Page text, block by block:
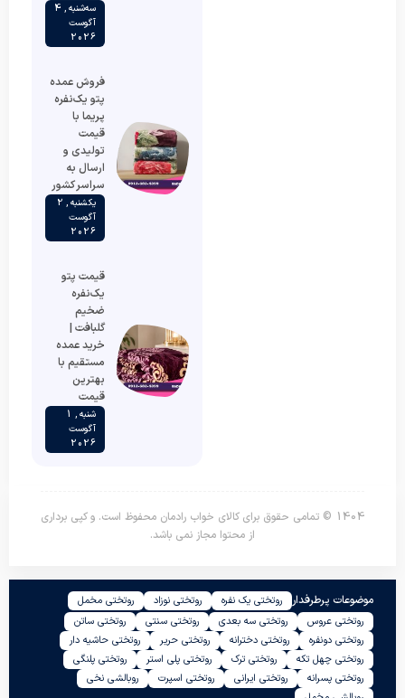
سه‌شنبه , 4
آگوست
2026
فروش عمده
پتو یک‌نفره
پریما با
قیمت
تولیدی و
ارسال به
سراسر کشور
یکشنبه , 2
آگوست
2026
قیمت پتو
یک‌نفره
ضخیم
گلبافت |
خرید عمده
مستقیم با
بهترین
قیمت
شنبه , 1
آگوست
2026
1404 © تمامی حقوق برای کالای خواب رادمان محفوظ است. و کپی برداری
از محتوا مجاز نمی باشد.
موضوعات پرطرفدار روتختی یک نفره روتختی نوزاد
روتختی مخمل
روتختی عروس
روتختی سه بعدی روتختی سنتی
روتختی ساتن
روتختی دونفره
روتختی دخترانه روتختی حریر
روتختی حاشیه دار
روتختی چهل تکه
روتختی ترک روتختی پلی استر
روتختی پلنگی
روتختی پسرانه
روتختی ایرانی روتختی اسپرت
روبالشی نخی